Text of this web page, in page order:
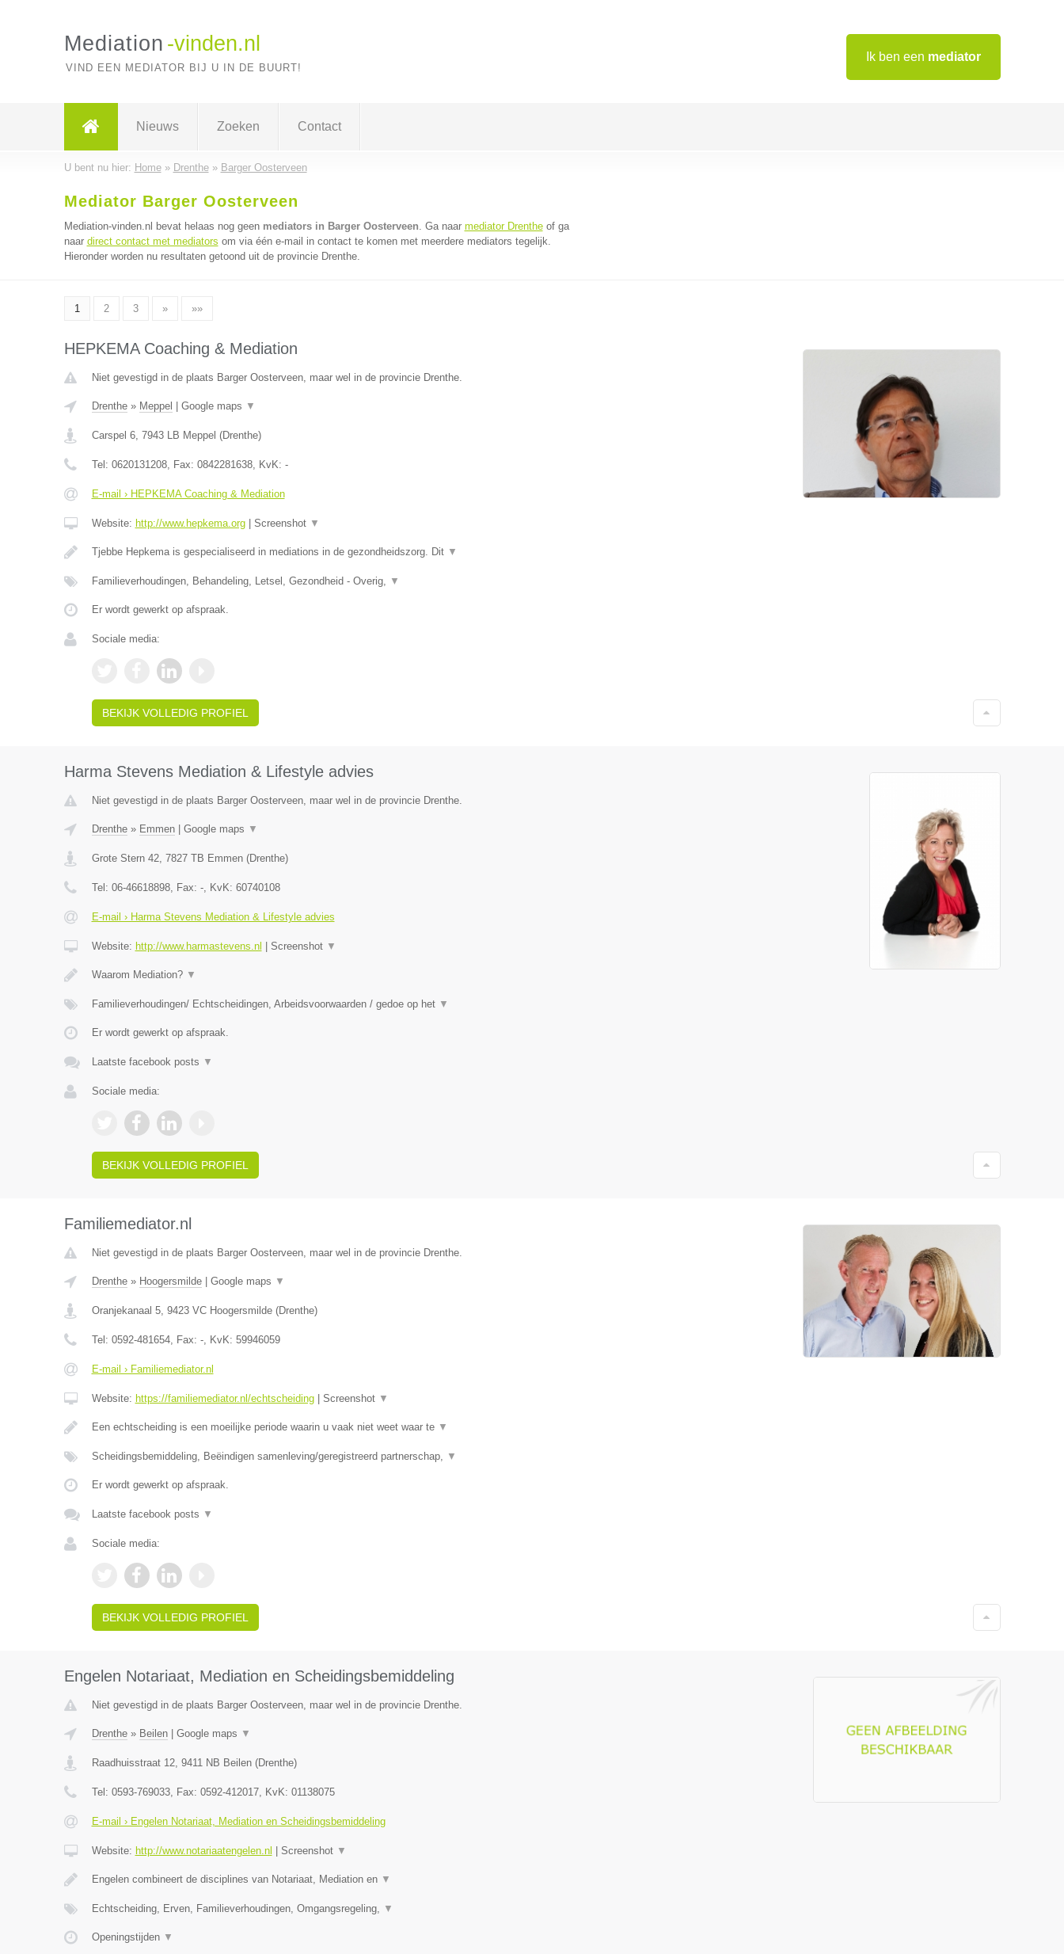
Ik ben een mediator
Mediation -vinden.nl
VIND EEN MEDIATOR BIJ U IN DE BUURT!
Nieuws Zoeken Contact
U bent nu hier: Home» Drenthe» Barger Oosterveen
Mediator Barger Oosterveen
Mediation-vinden.nl bevat helaas nog geen mediators in Barger Oosterveen. Ga naar mediator Drentheof ga
naar direct contact met mediators om via één e-mail in contact te komen met meerdere mediators tegelijk.
Hieronder worden nu resultaten getoond uit de provincie Drenthe.
1 2 3 » »»
HEPKEMA Coaching & Mediation
Niet gevestigd in de plaats Barger Oosterveen, maar wel in de provincie Drenthe.
Drenthe» Meppel Google maps ▼
Carspel 6, 7943 LB Meppel (Drenthe)
Tel: 0620131208, Fax: 0842281638, KvK: -
E-mail › HEPKEMA Coaching & Mediation
Website: http://www.hepkema.org| Screenshot ▼
Tjebbe Hepkema is gespecialiseerd in mediations in de gezondheidszorg. Dit ▼
Familieverhoudingen, Behandeling, Letsel, Gezondheid - Overig, ▼
Er wordt gewerkt op afspraak.
Sociale media:
BEKIJK VOLLEDIG PROFIEL
Harma Stevens Mediation & Lifestyle advies
Niet gevestigd in de plaats Barger Oosterveen, maar wel in de provincie Drenthe.
Drenthe» Emmen| Google maps ▼
Grote Stern 42, 7827 TB Emmen(Drenthe)
Tel: 06-46618898, Fax: -, KvK: 60740108
E-mail › Harma Stevens Mediation & Lifestyle advies
Website: http://www.harmastevens.nl Screenshot ▼
Waarom Mediation? ▼
Familieverhoudingen/ Echtscheidingen, Arbeidsvoorwaarden / gedoe op het ▼
Er wordt gewerkt op afspraak.
Laatste facebook posts ▼
Sociale media:
BEKIJK VOLLEDIG PROFIEL
Familiemediator.nl
Niet gevestigd in de plaats Barger Oosterveen, maar wel in de provincie Drenthe.
Drenthe» Hoogersmilde| Google maps ▼
Oranjekanaal 5, 9423 VC Hoogersmilde(Drenthe)
Tel: 0592-481654, Fax: -, KvK: 59946059
E-mail › Familiemediator.nl
Website: https://familiemediator.nl/echtscheiding| Screenshot ▼
Een echtscheiding is een moeilijke periode waarin u vaak niet weet waar te ▼
Scheidingsbemiddeling, Beëindigen samenleving/geregistreerd partnerschap, ▼
Er wordt gewerkt op afspraak.
Laatste facebook posts ▼
Sociale media:
BEKIJK VOLLEDIG PROFIEL
Engelen Notariaat, Mediation en Scheidingsbemiddeling
Niet gevestigd in de plaats Barger Oosterveen, maar wel in de provincie Drenthe.
Drenthe» Beilen| Google maps ▼
Raadhuisstraat 12, 9411 NB Beilen(Drenthe)
Tel: 0593-769033, Fax: 0592-412017, KvK: 01138075
E-mail › Engelen Notariaat, Mediation en Scheidingsbemiddeling
Website: http://www.notariaatengelen.nl Screenshot ▼
Engelen combineert de disciplines van Notariaat, Mediation en ▼
Echtscheiding, Erven, Familieverhoudingen, Omgangsregeling, ▼
Openingstijden ▼